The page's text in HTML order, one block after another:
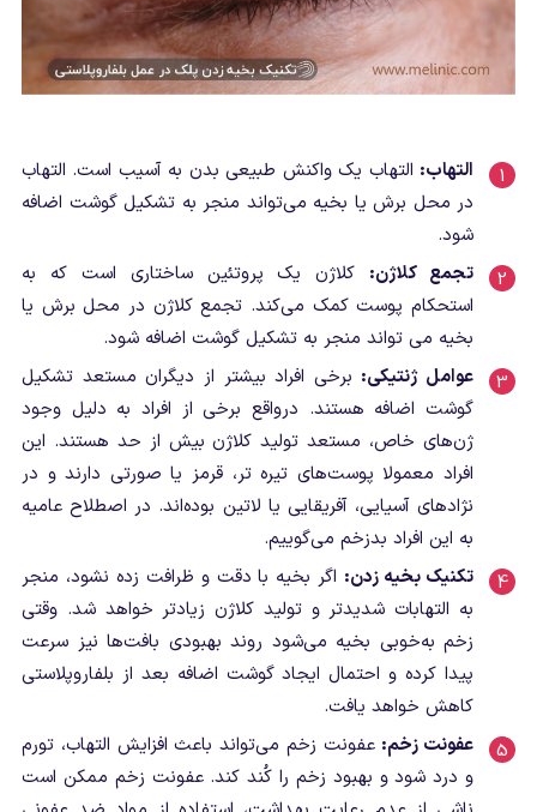
التهاب: التهاب یک واکنش طبیعی بدن به آسیب است. التهاب
در محل برش یا بخیه می‌تواند منجر به تشکیل گوشت اضافه
شود.
تجمع کلاژن: کلاژن یک پروتئین ساختاری است که به
استحکام پوست کمک می‌کند. تجمع کلاژن در محل برش یا
بخیه می ‌تواند منجر به تشکیل گوشت اضافه شود.
عوامل ژنتیکی: برخی افراد بیشتر از دیگران مستعد تشکیل
گوشت اضافه هستند. درواقع برخی از افراد به دلیل وجود
ژن‌های خاص، مستعد تولید کلاژن بیش از حد هستند. این
افراد معمولا پوست‌های تیره تر، قرمز یا صورتی دارند و در
نژاد‌های آسیایی، آفریقایی یا لاتین‌ بوده‌اند. در اصطلاح عامیه
به این افراد بدزخم می‌گوییم.
تکنیک بخیه زدن: اگر بخیه با دقت و ظرافت زده نشود، منجر
به التهابات شدیدتر و تولید کلاژن زیادتر خواهد شد. وقتی
زخم به‌خوبی بخیه می‌شود روند بهبودی بافت‌ها نیز سرعت
پیدا کرده و احتمال ایجاد گوشت اضافه بعد از بلفاروپلاستی
کاهش خواهد یافت.
عفونت زخم: عفونت زخم می‌تواند باعث افزایش التهاب، تورم
و درد شود و بهبود زخم را کُند کند. عفونت زخم ممکن است